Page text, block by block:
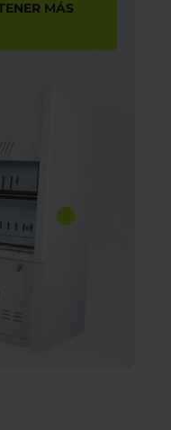
MÁS